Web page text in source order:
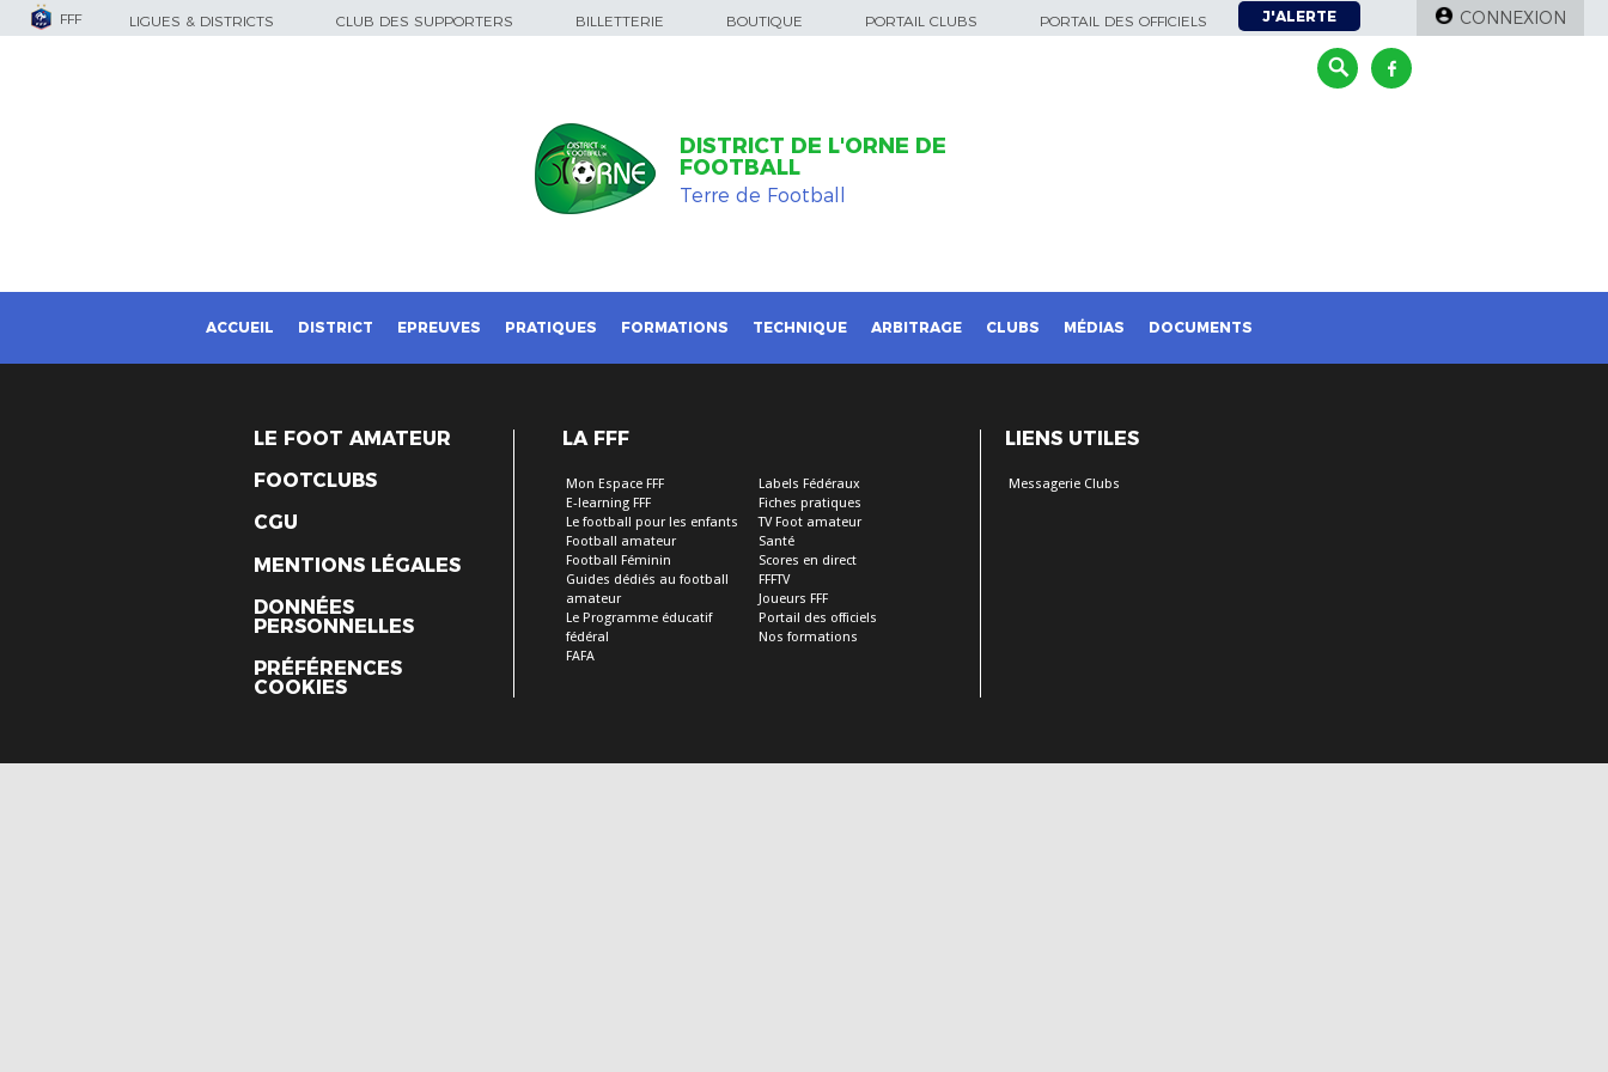
FFF LIGUES & DISTRICTS CLUB DES SUPPORTERS BILLETTERIE BOUTIQUE PORTAIL CLUBS PORTAIL DES OFFICIELS J'ALERTE CONNEXION
DISTRICT DE L'ORNE DE
FOOTBALL
Terre de Football
ACCUEIL DISTRICT EPREUVES PRATIQUES FORMATIONS TECHNIQUE ARBITRAGE CLUBS MÉDIAS DOCUMENTS
LE FOOT AMATEUR
FOOTCLUBS
CGU
MENTIONS LÉGALES
DONNÉES
PERSONNELLES
PRÉFÉRENCES
COOKIES
LA FFF
Mon Espace FFF
E-learning FFF
Le football pour les enfants
Football amateur
Football Féminin
Guides dédiés au football
amateur
Le Programme éducatif
fédéral
FAFA
Labels Fédéraux
Fiches pratiques
TV Foot amateur
Santé
Scores en direct
FFFTV
Joueurs FFF
Portail des officiels
Nos formations
LIENS UTILES
Messagerie Clubs